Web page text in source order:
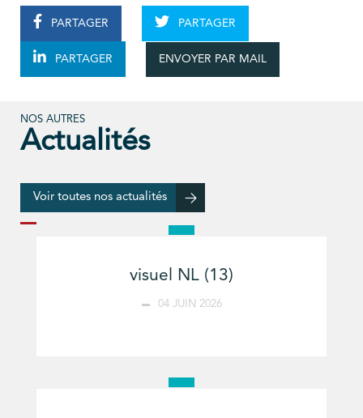
PARTAGER PARTAGER
PARTAGER ENVOYER PAR MAIL
NOS AUTRES
Actualités
Voir toutes nos actualités
visuel NL (13)
04 JUIN 2026